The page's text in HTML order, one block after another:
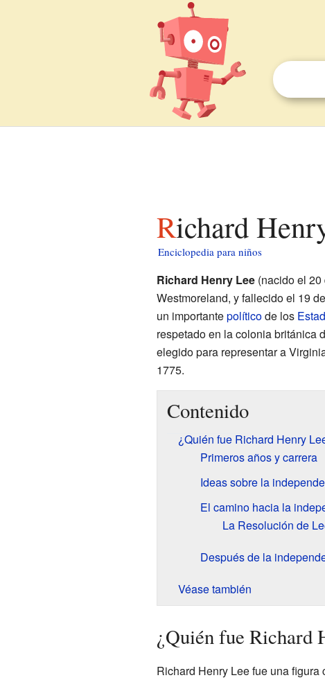
Richard
Enciclopedia para niños
Richard Henry Lee(nacido el 20
Westmoreland, y fallecido el 19
un importantepolíticode los
respetado en la colonia británica
elegido para representar a
1775.
Contenido
¿Quién fue Richard Henry
Primeros años y carrera
Ideas sobre la
El camino hacia la
La Resolución de
Después de la
Véase también
¿Quién fue Richard
Richard Henry Lee fue una